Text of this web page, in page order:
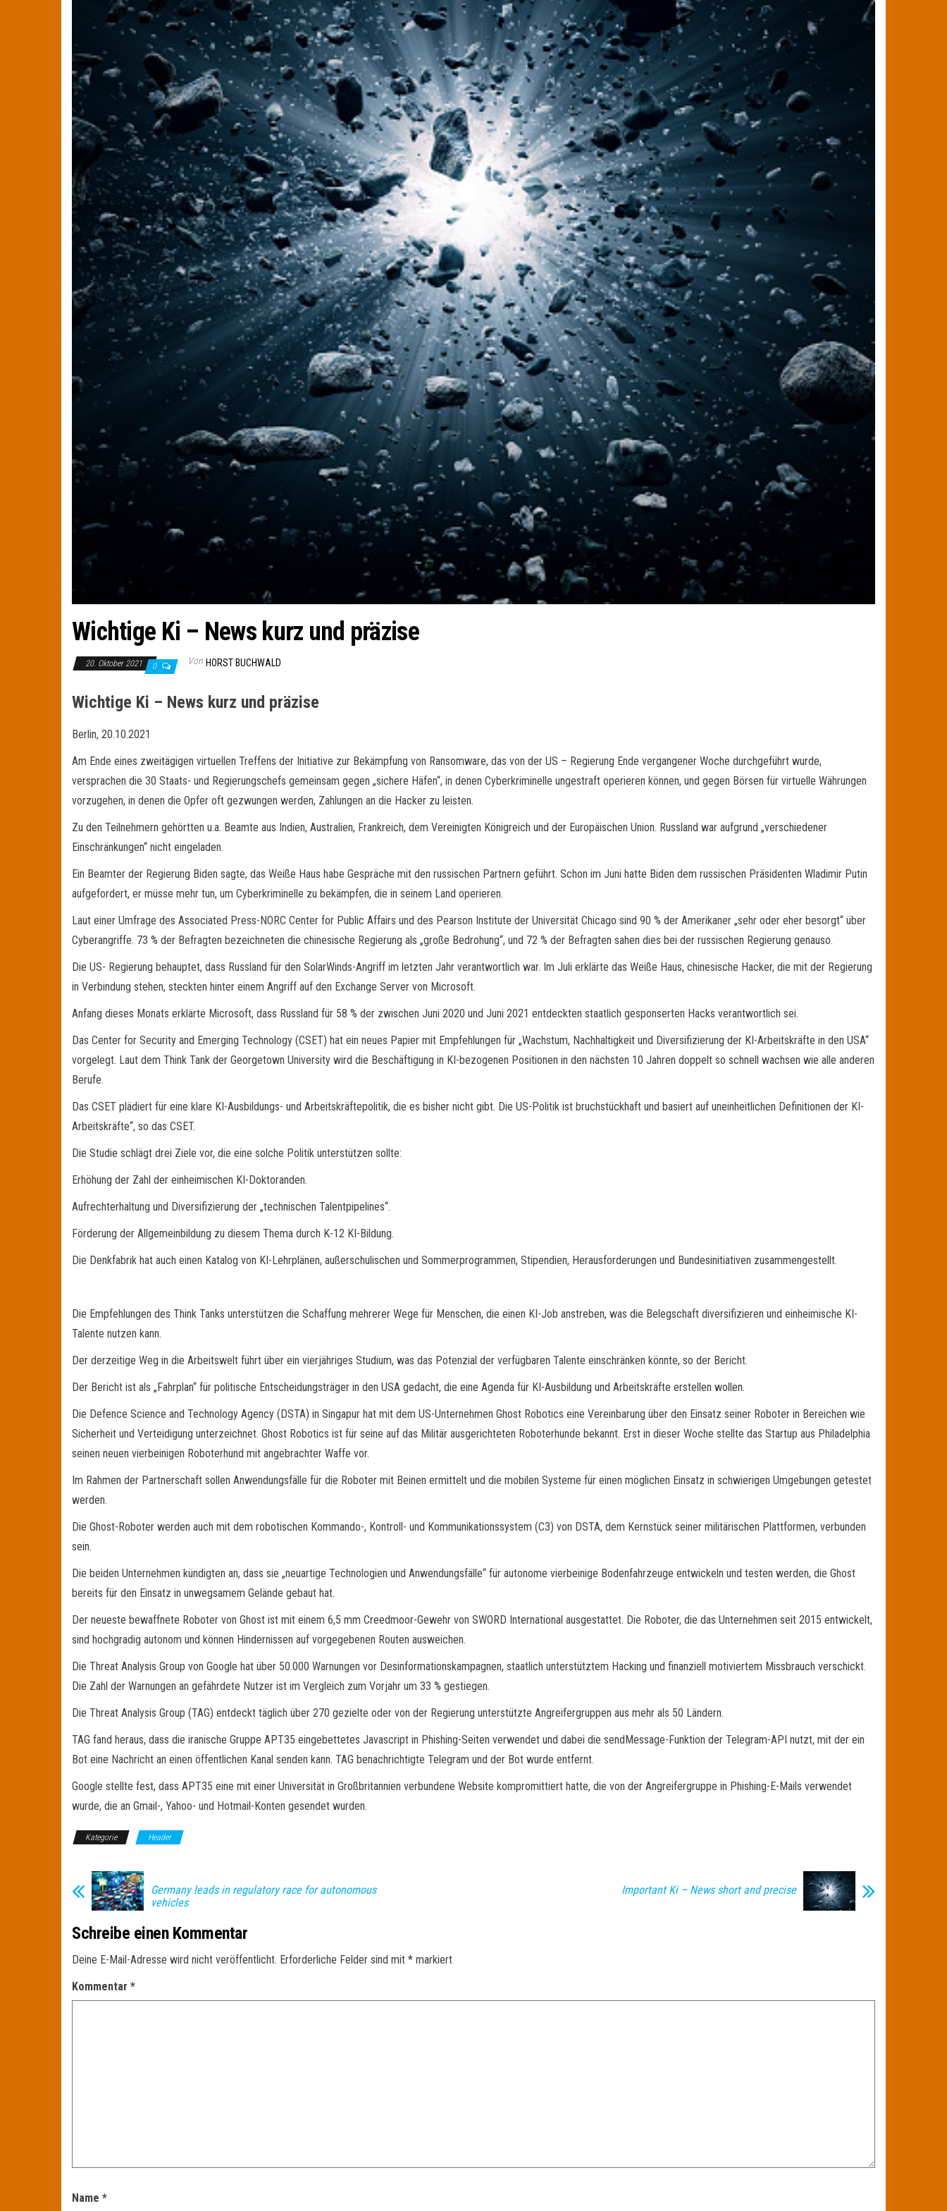
Wichtige Ki – News kurz und präzise
20. Oktober 2021 0 Von HORST BUCHWALD
Wichtige Ki – News kurz und präzise
Berlin, 20.10.2021
Am Ende eines zweitägigen virtuellen Treffens der Initiative zur Bekämpfung von Ransomware, das von der US – Regierung Ende vergangener Woche durchgeführt wurde,
versprachen die 30 Staats- und Regierungschefs gemeinsam gegen „sichere Häfen“, in denen Cyberkriminelle ungestraft operieren können, und gegen Börsen für virtuelle Währungen
vorzugehen, in denen die Opfer oft gezwungen werden, Zahlungen an die Hacker zu leisten.
Zu den Teilnehmern gehörtten u.a. Beamte aus Indien, Australien, Frankreich, dem Vereinigten Königreich und der Europäischen Union. Russland war aufgrund „verschiedener
Einschränkungen“ nicht eingeladen.
Ein Beamter der Regierung Biden sagte, das Weiße Haus habe Gespräche mit den russischen Partnern geführt. Schon im Juni hatte Biden dem russischen Präsidenten Wladimir Putin
aufgefordert, er müsse mehr tun, um Cyberkriminelle zu bekämpfen, die in seinem Land operieren.
Laut einer Umfrage des Associated Press-NORC Center for Public Affairs und des Pearson Institute der Universität Chicago sind 90 % der Amerikaner „sehr oder eher besorgt“ über
Cyberangriffe. 73 % der Befragten bezeichneten die chinesische Regierung als „große Bedrohung“, und 72 % der Befragten sahen dies bei der russischen Regierung genauso.
Die US- Regierung behauptet, dass Russland für den SolarWinds-Angriff im letzten Jahr verantwortlich war. Im Juli erklärte das Weiße Haus, chinesische Hacker, die mit der Regierung
in Verbindung stehen, steckten hinter einem Angriff auf den Exchange Server von Microsoft.
Anfang dieses Monats erklärte Microsoft, dass Russland für 58 % der zwischen Juni 2020 und Juni 2021 entdeckten staatlich gesponserten Hacks verantwortlich sei.
Das Center for Security and Emerging Technology (CSET) hat ein neues Papier mit Empfehlungen für „Wachstum, Nachhaltigkeit und Diversifizierung der KI-Arbeitskräfte in den USA“
vorgelegt. Laut dem Think Tank der Georgetown University wird die Beschäftigung in KI-bezogenen Positionen in den nächsten 10 Jahren doppelt so schnell wachsen wie alle anderen
Berufe.
Das CSET plädiert für eine klare KI-Ausbildungs- und Arbeitskräftepolitik, die es bisher nicht gibt. Die US-Politik ist bruchstückhaft und basiert auf uneinheitlichen Definitionen der KI-
Arbeitskräfte“, so das CSET.
Die Studie schlägt drei Ziele vor, die eine solche Politik unterstützen sollte:
Erhöhung der Zahl der einheimischen KI-Doktoranden.
Aufrechterhaltung und Diversifizierung der „technischen Talentpipelines“.
Förderung der Allgemeinbildung zu diesem Thema durch K-12 KI-Bildung.
Die Denkfabrik hat auch einen Katalog von KI-Lehrplänen, außerschulischen und Sommerprogrammen, Stipendien, Herausforderungen und Bundesinitiativen zusammengestellt.
Die Empfehlungen des Think Tanks unterstützen die Schaffung mehrerer Wege für Menschen, die einen KI-Job anstreben, was die Belegschaft diversifizieren und einheimische KI-
Talente nutzen kann.
Der derzeitige Weg in die Arbeitswelt führt über ein vierjähriges Studium, was das Potenzial der verfügbaren Talente einschränken könnte, so der Bericht.
Der Bericht ist als „Fahrplan“ für politische Entscheidungsträger in den USA gedacht, die eine Agenda für KI-Ausbildung und Arbeitskräfte erstellen wollen.
Die Defence Science and Technology Agency (DSTA) in Singapur hat mit dem US-Unternehmen Ghost Robotics eine Vereinbarung über den Einsatz seiner Roboter in Bereichen wie
Sicherheit und Verteidigung unterzeichnet. Ghost Robotics ist für seine auf das Militär ausgerichteten Roboterhunde bekannt. Erst in dieser Woche stellte das Startup aus Philadelphia
seinen neuen vierbeinigen Roboterhund mit angebrachter Waffe vor.
Im Rahmen der Partnerschaft sollen Anwendungsfälle für die Roboter mit Beinen ermittelt und die mobilen Systeme für einen möglichen Einsatz in schwierigen Umgebungen getestet
werden.
Die Ghost-Roboter werden auch mit dem robotischen Kommando-, Kontroll- und Kommunikationssystem (C3) von DSTA, dem Kernstück seiner militärischen Plattformen, verbunden
sein.
Die beiden Unternehmen kündigten an, dass sie „neuartige Technologien und Anwendungsfälle“ für autonome vierbeinige Bodenfahrzeuge entwickeln und testen werden, die Ghost
bereits für den Einsatz in unwegsamem Gelände gebaut hat.
Der neueste bewaffnete Roboter von Ghost ist mit einem 6,5 mm Creedmoor-Gewehr von SWORD International ausgestattet. Die Roboter, die das Unternehmen seit 2015 entwickelt,
sind hochgradig autonom und können Hindernissen auf vorgegebenen Routen ausweichen.
Die Threat Analysis Group von Google hat über 50.000 Warnungen vor Desinformationskampagnen, staatlich unterstütztem Hacking und finanziell motiviertem Missbrauch verschickt.
Die Zahl der Warnungen an gefährdete Nutzer ist im Vergleich zum Vorjahr um 33 % gestiegen.
Die Threat Analysis Group (TAG) entdeckt täglich über 270 gezielte oder von der Regierung unterstützte Angreifergruppen aus mehr als 50 Ländern.
TAG fand heraus, dass die iranische Gruppe APT35 eingebettetes Javascript in Phishing-Seiten verwendet und dabei die sendMessage-Funktion der Telegram-API nutzt, mit der ein
Bot eine Nachricht an einen öffentlichen Kanal senden kann. TAG benachrichtigte Telegram und der Bot wurde entfernt.
Google stellte fest, dass APT35 eine mit einer Universität in Großbritannien verbundene Website kompromittiert hatte, die von der Angreifergruppe in Phishing-E-Mails verwendet
wurde, die an Gmail-, Yahoo- und Hotmail-Konten gesendet wurden.
Kategorie Header
Germany leads in regulatory race for autonomous
vehicles
Important Ki – News short and precise
Schreibe einen Kommentar
Deine E-Mail-Adresse wird nicht veröffentlicht. Erforderliche Felder sind mit * markiert
Kommentar *
Name *